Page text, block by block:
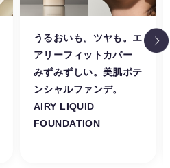
うるおいも。ツヤも。エ
アリーフィットカバー
みずみずしい。美肌ポテ
ンシャルファンデ。
AIRY LIQUID
FOUNDATION